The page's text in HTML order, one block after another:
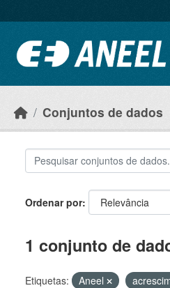
Conjuntos de dados
Ordenar por
1 conjunto de
Etiquetas: Aneel